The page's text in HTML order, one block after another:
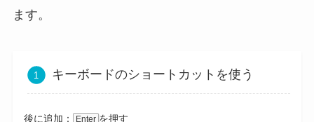
ます。
キーボードのショートカットを使う
後に追加： Enter を押す